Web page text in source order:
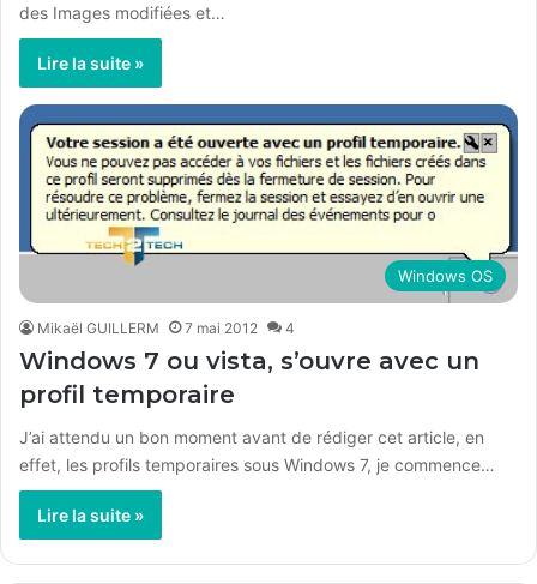
des Images modifiées et…
Lire la suite »
Windows OS
Mikaël GUILLERM 7 mai 2012 4
Windows 7 ou vista, s’ouvre avec un
profil temporaire
J’ai attendu un bon moment avant de rédiger cet article, en
effet, les profils temporaires sous Windows 7, je commence…
Lire la suite »